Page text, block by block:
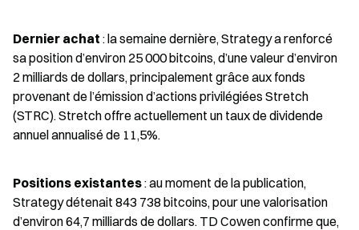
Dernier achat : la semaine dernière, Strategy a renforcé
sa position d’environ 25 000 bitcoins, d’une valeur d’environ
2 milliards de dollars, principalement grâce aux fonds
provenant de l’émission d’actions privilégiées Stretch
(STRC). Stretch offre actuellement un taux de dividende
annuel annualisé de 11,5%.
Positions existantes : au moment de la publication,
Strategy détenait 843 738 bitcoins, pour une valorisation
d’environ 64,7 milliards de dollars. TD Cowen confirme que,